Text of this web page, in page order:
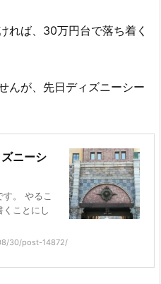
れば、30万円台で落ち着く
んが、先日ディズニーシー
ニーシ
。 やるこ
くことにし
30/post-14872/